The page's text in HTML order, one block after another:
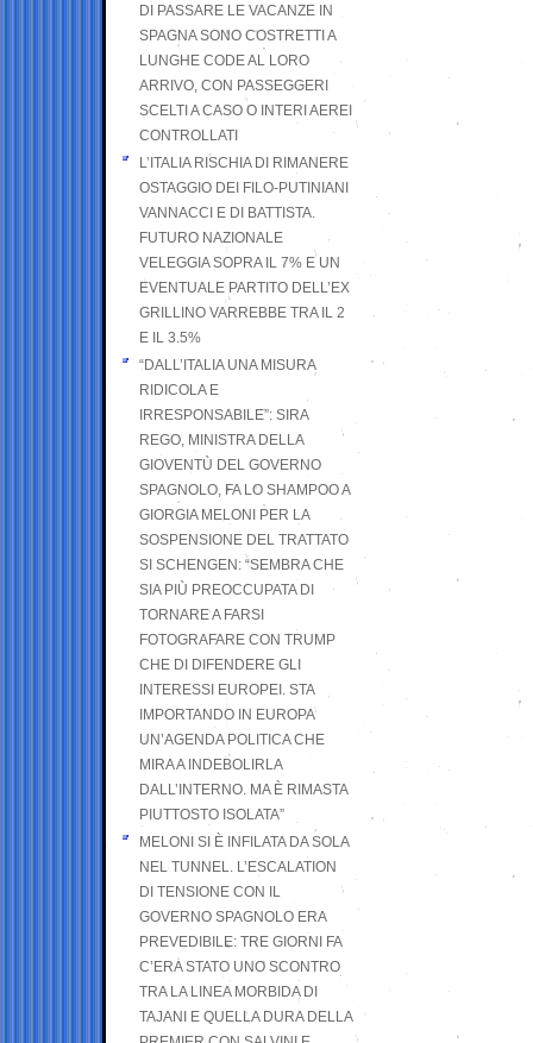
DI PASSARE LE VACANZE IN
SPAGNA SONO COSTRETTI A
LUNGHE CODE AL LORO
ARRIVO, CON PASSEGGERI
SCELTI A CASO O INTERI AEREI
CONTROLLATI
L’ITALIA RISCHIA DI RIMANERE
OSTAGGIO DEI FILO-PUTINIANI
VANNACCI E DI BATTISTA.
FUTURO NAZIONALE
VELEGGIA SOPRA IL 7% E UN
EVENTUALE PARTITO DELL’EX
GRILLINO VARREBBE TRA IL 2
E IL 3.5%
“DALL’ITALIA UNA MISURA
RIDICOLA E
IRRESPONSABILE”: SIRA
REGO, MINISTRA DELLA
GIOVENTÙ DEL GOVERNO
SPAGNOLO, FA LO SHAMPOO A
GIORGIA MELONI PER LA
SOSPENSIONE DEL TRATTATO
SI SCHENGEN: “SEMBRA CHE
SIA PIÙ PREOCCUPATA DI
TORNARE A FARSI
FOTOGRAFARE CON TRUMP
CHE DI DIFENDERE GLI
INTERESSI EUROPEI. STA
IMPORTANDO IN EUROPA
UN’AGENDA POLITICA CHE
MIRA A INDEBOLIRLA
DALL’INTERNO. MA È RIMASTA
PIUTTOSTO ISOLATA”
MELONI SI È INFILATA DA SOLA
NEL TUNNEL. L’ESCALATION
DI TENSIONE CON IL
GOVERNO SPAGNOLO ERA
PREVEDIBILE: TRE GIORNI FA
C’ERA STATO UNO SCONTRO
TRA LA LINEA MORBIDA DI
TAJANI E QUELLA DURA DELLA